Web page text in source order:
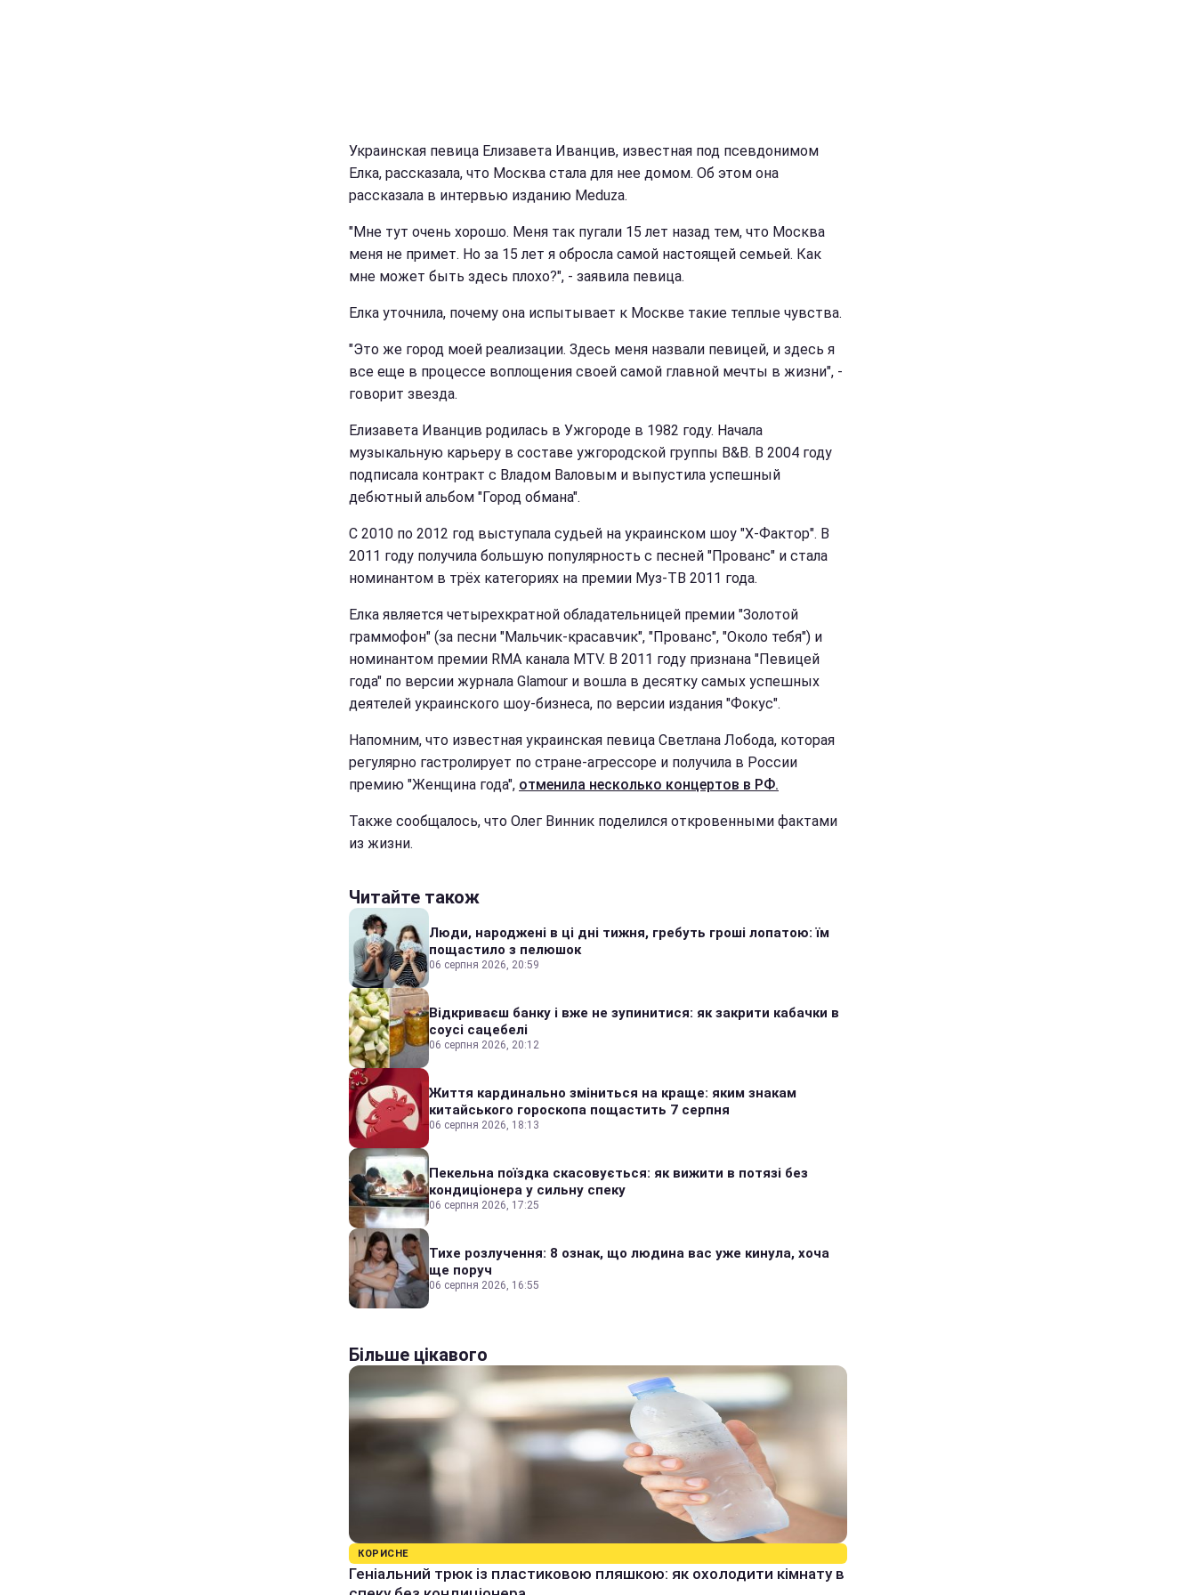
Украинская певица Елизавета Иванцив, известная под псевдонимом
Елка, рассказала, что Москва стала для нее домом. Об этом она
рассказала в интервью изданию Meduza.
"Мне тут очень хорошо. Меня так пугали 15 лет назад тем, что Москва
меня не примет. Но за 15 лет я обросла самой настоящей семьей. Как
мне может быть здесь плохо?", - заявила певица.
Елка уточнила, почему она испытывает к Москве такие теплые чувства.
"Это же город моей реализации. Здесь меня назвали певицей, и здесь я
все еще в процессе воплощения своей самой главной мечты в жизни", -
говорит звезда.
Елизавета Иванцив родилась в Ужгороде в 1982 году. Начала
музыкальную карьеру в составе ужгородской группы B&B. В 2004 году
подписала контракт с Владом Валовым и выпустила успешный
дебютный альбом "Город обмана".
С 2010 по 2012 год выступала судьей на украинском шоу "X-Фактор". В
2011 году получила большую популярность с песней "Прованс" и стала
номинантом в трёх категориях на премии Муз-ТВ 2011 года.
Елка является четырехкратной обладательницей премии "Золотой
граммофон" (за песни "Мальчик-красавчик", "Прованс", "Около тебя") и
номинантом премии RMA канала MTV. В 2011 году признана "Певицей
года" по версии журнала Glamour и вошла в десятку самых успешных
деятелей украинского шоу-бизнеса, по версии издания "Фокус".
Напомним, что известная украинская певица Светлана Лобода, которая
регулярно гастролирует по стране-агрессоре и получила в России
премию "Женщина года", отменила несколько концертов в РФ.
Также сообщалось, что Олег Винник поделился откровенными фактами
из жизни.
Читайте також
Люди, народжені в ці дні тижня, гребуть гроші лопатою: їм
пощастило з пелюшок
06 серпня 2026, 20:59
Відкриваєш банку і вже не зупинитися: як закрити кабачки в
соусі сацебелі
06 серпня 2026, 20:12
Життя кардинально зміниться на краще: яким знакам
китайського гороскопа пощастить 7 серпня
06 серпня 2026, 18:13
Пекельна поїздка скасовується: як вижити в потязі без
кондиціонера у сильну спеку
06 серпня 2026, 17:25
Тихе розлучення: 8 ознак, що людина вас уже кинула, хоча
ще поруч
06 серпня 2026, 16:55
Більше цікавого
КОРИСНЕ
Геніальний трюк із пластиковою пляшкою: як охолодити кімнату в